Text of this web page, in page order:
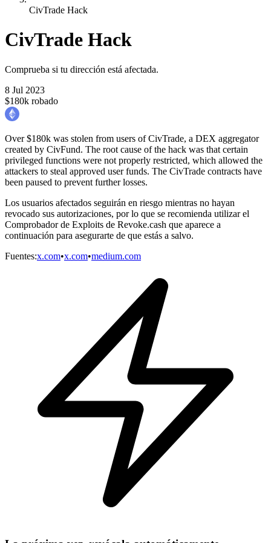
CivTrade Hack
CivTrade Hack
Comprueba si tu dirección está afectada.
8 Jul 2023
$180k robado
Over $180k was stolen from users of CivTrade, a DEX aggregator
created by CivFund. The root cause of the hack was that certain
privileged functions were not properly restricted, which allowed the
attackers to steal approved user funds. The CivTrade contracts have
been paused to prevent further losses.
Los usuarios afectados seguirán en riesgo mientras no hayan
revocado sus autorizaciones, por lo que se recomienda utilizar el
Comprobador de Exploits de Revoke.cash que aparece a
continuación para asegurarte de que estás a salvo.
Fuentes:x.com•x.com•medium.com